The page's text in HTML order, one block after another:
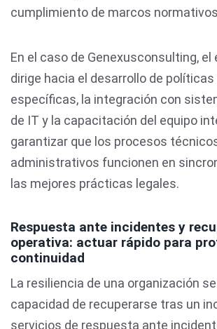
cumplimiento de marcos
En el caso de Genexusconsulting, el
dirige hacia el desarrollo de políticas
específicas, la integración con
de IT y la capacitación del equipo
garantizar que los procesos
administrativos funcionen en
las mejores prácticas legales.
Respuesta ante incidentes y
operativa: actuar rápido para
continuidad
La resiliencia de una organización
capacidad de recuperarse tras un
servicios de respuesta ante